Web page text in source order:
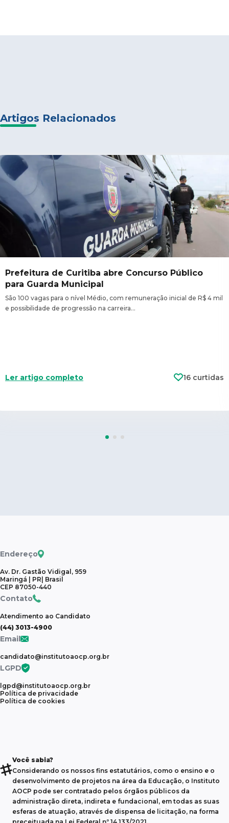
Artigos Relacionados
Prefeitura de Curitiba abre Concurso Público
para Guarda Municipal
São 100 vagas para o nível Médio, com remuneração inicial de R$ 4 mil
e possibilidade de progressão na carreira…
Ler artigo completo 16 curtidas
Endereço
Av. Dr. Gastão Vidigal, 959
Maringá | PR| Brasil
CEP 87050-440
Contato
Atendimento ao Candidato
(44) 3013-4900
Email
candidato@institutoaocp.org.br
LGPD
lgpd@institutoaocp.org.br
Política de privacidade
Política de cookies
Você sabia?
Considerando os nossos fins estatutários, como o ensino e o
desenvolvimento de projetos na área da Educação, o Instituto
AOCP pode ser contratado pelos órgãos públicos da
administração direta, indireta e fundacional, em todas as suas
esferas de atuação, através de dispensa de licitação, na forma